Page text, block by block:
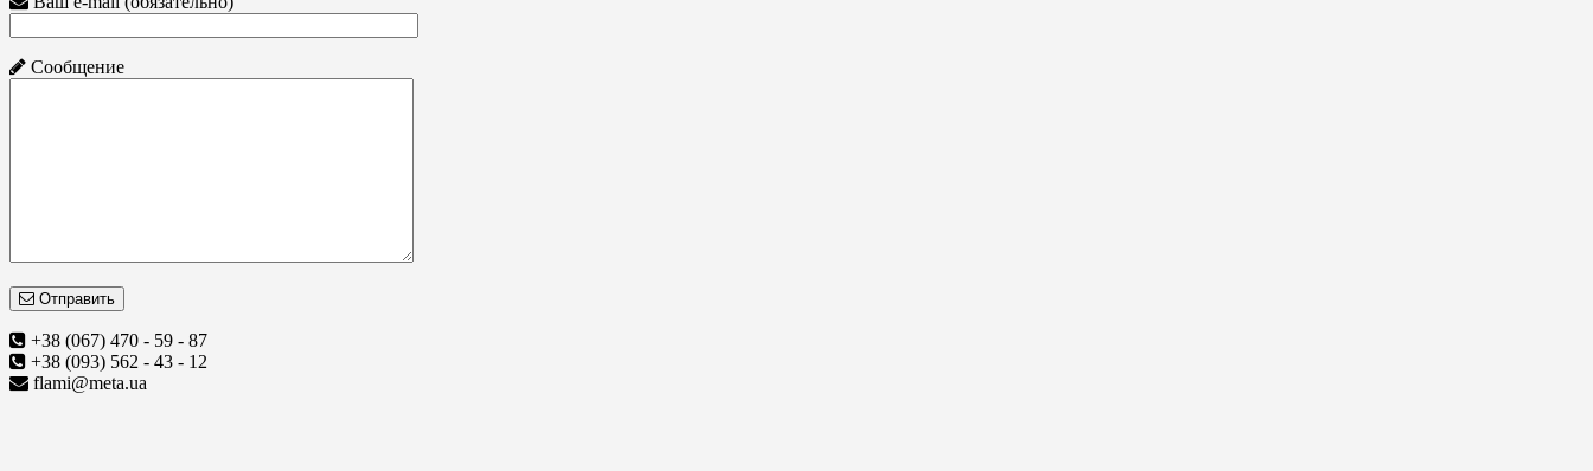
Сообщение
Отправить
+38 (067) 470 - 59 - 87
+38 (093) 562 - 43 - 12
flami@meta.ua